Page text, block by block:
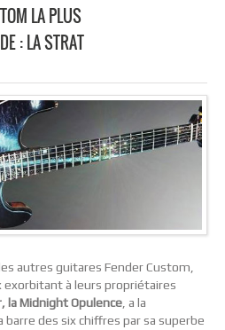
LA PLUS
: LA STRAT
autres guitares Fender Custom,
à leurs propriétaires
la Midnight Opulence, a la
des six chiffres par sa superbe